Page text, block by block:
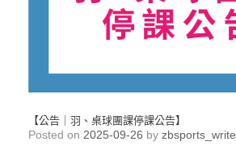
【公告｜羽、桌球團課停課公告】
Posted on 2025-09-26 by zbsports_write